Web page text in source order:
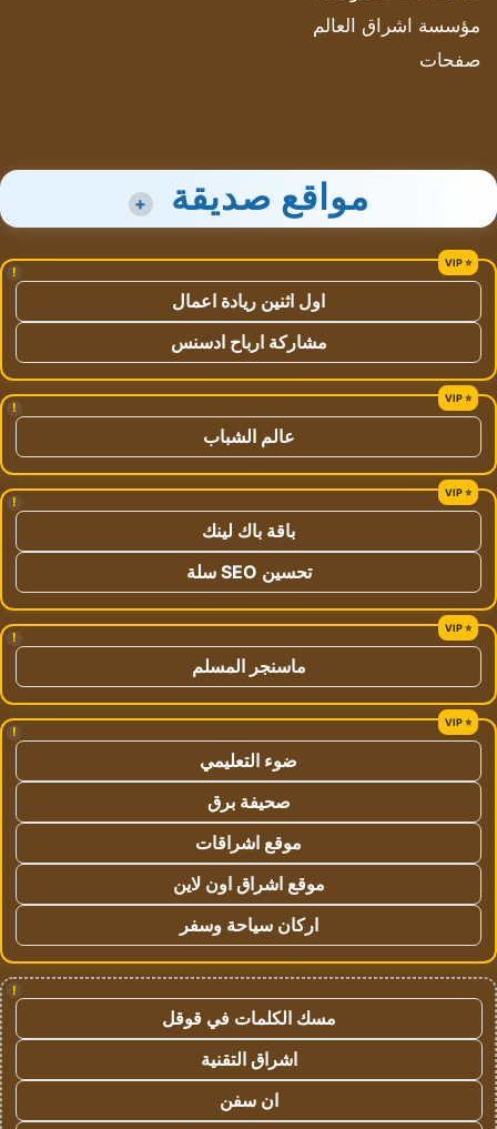
مؤسسة اشراق العالم
صفحات
مواقع صديقة +
!
اول اثنين ريادة اعمال
مشاركة ارباح ادسنس
!
عالم الشباب
!
باقة باك لينك
تحسين SEO سلة
!
ماسنجر المسلم
!
ضوء التعليمي
صحيفة برق
موقع اشراقات
موقع اشراق اون لاين
اركان سياحة وسفر
!
مسك الكلمات في قوقل
اشراق التقنية
ان سفن